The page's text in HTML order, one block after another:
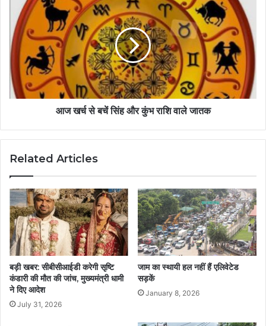
आज खर्च से बचें सिंह और कुंभ राशि वाले जातक
Related Articles
बड़ी खबर: सीबीसीआईडी करेगी सृष्टि
कंडारी की मौत की जांच, मुख्यमंत्री धामी
ने दिए आदेश
July 31, 2026
जाम का स्थायी हल नहीं हैं एलिवेटेड
सड़कें
January 8, 2026